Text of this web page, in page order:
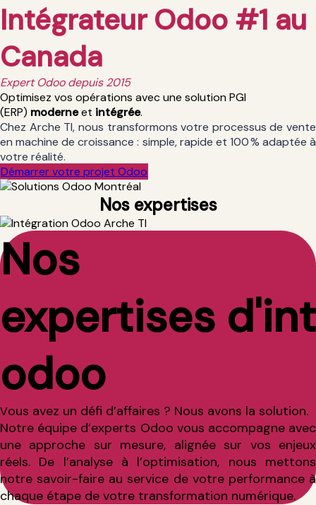
Intégrateur Odoo #1 au
Canada
Expert Odoo depuis 2015
Optimisez vos opérations avec une solution PGI
(ERP) moderneet intégrée.
Chez Arche TI, nous transformons votre processus de vente
en machine de croissance : simple, rapide et 100 % adaptée à
votre réalité.
Déma​​​​rrer votre projet Odoo
Nos expertises
Nos
expertises
odoo​
Vous avez un défi d’affaires ? Nous avons la solution.
Notre équipe d’experts Odoo vous accompagne avec
une approche sur mesure, alignée sur vos enjeux
réels. De l’analyse à l’optimisation, nous mettons
notre savoir-faire au service de votre performance à
chaque étape de votre transformation numérique.